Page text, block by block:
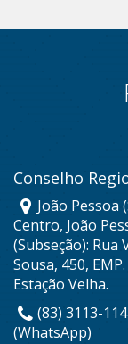
Conselho
João Pessoa
Centro, João
(Subseção):
Sousa, 450,
Estação Velha.
(83) 3113-
(WhatsApp)